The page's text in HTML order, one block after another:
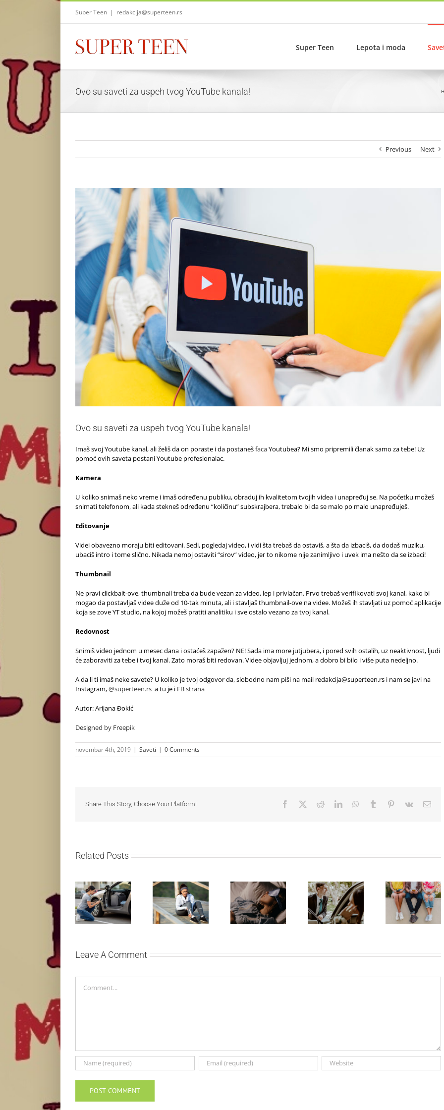
Super Teen | redakcija@superteen.rs
Super Teen Lepota i moda
Ovo su saveti za uspeh tvog YouTube kanala!
Previous Next
Image
Ovo su saveti za uspeh tvog YouTube kanala!
Imaš svoj Youtube kanal, ali želiš da on poraste i da postanešfacaYoutubea? Mi smo pripremili članak samo za tebe! Uz
pomoć ovih saveta postani Youtube profesionalac.
Kamera
U koliko snimaš neko vreme i imaš određenu publiku, obraduj ih kvalitetom tvojih videa i unapređuj se. Na početku možeš
snimati telefonom, ali kada stekneš određenu “količinu” subskrajbera, trebalo bi da se malo po malo unapređuješ.
Editovanje
Videi obavezno moraju biti editovani. Sedi, pogledaj video, i vidi šta trebaš da ostaviš, a šta da izbaciš, da dodaš muziku,
ubaciš intro i tome slično. Nikada nemoj ostaviti “sirov” video, jer to nikome nije zanimljivo i uvek ima nešto da se izbaci!
Thumbnail
Ne pravi clickbait-ove, thumbnail treba da bude vezan za video, lep i privlačan. Prvo trebaš verifikovati svoj kanal, kako bi
mogao da postavljaš videe duže od 10-tak minuta, ali i stavljaš thumbnail-ove na videe. Možeš ih stavljati uz pomoć aplikacije
koja se zove YT studio, na kojoj možeš pratiti analitiku i sve ostalo vezano za tvoj kanal.
Redovnost
Snimiš video jednom u mesec dana i ostaćeš zapažen? NE! Sada ima more jutjubera, i pored svih ostalih, uz neaktivnost, ljudi
će zaboraviti za tebe i tvoj kanal. Zato moraš biti redovan. Videe objavljuj jednom, a dobro bi bilo i više puta nedeljno.
A da li ti imaš neke savete? U koliko je tvoj odgovor da, slobodno nam piši na mail redakcija@superteen.rs i nam se javi na
Instagram,@superteen.rs a tu je i FB strana
Autor: Arijana Đokić
Designed by Freepik
novembar 4th, 2019 | Saveti | 0 Comments
Share This Story, Choose Your Platform! Facebook RedditLinkedInWhatsApp
Tumblr Pinterest
Vk
Related Posts
Kako mladi
vozači mogu
pametno da
Treniraj
pametno:
Kako da
izbegneš
Zašto je
važno da
Matura bez
stresa:
organizacija
dolaska,
Zašto su
pametni
telefoni
Leave A Comment